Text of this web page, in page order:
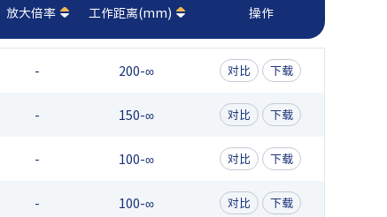
放大倍率 工作距离(mm) 操作
- 200-∞ 对比 下载
- 150-∞ 对比 下载
- 100-∞ 对比 下载
- 100-∞ 对比 下载